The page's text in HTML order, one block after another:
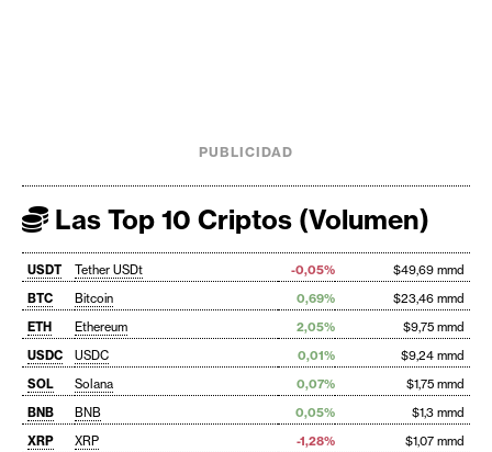
PUBLICIDAD
Las Top 10 Criptos (Volumen)
USDT Tether USDt -0,05%
$49,69 mmd
BTC
Bitcoin 0,69%
$23,46 mmd
ETH
Ethereum 2,05%
$9,75 mmd
USDC
USDC 0,01%
$9,24 mmd
SOL
Solana 0,07%
$1,75 mmd
BNB
BNB 0,05%
$1,3 mmd
XRP
XRP -1,28%
$1,07 mmd